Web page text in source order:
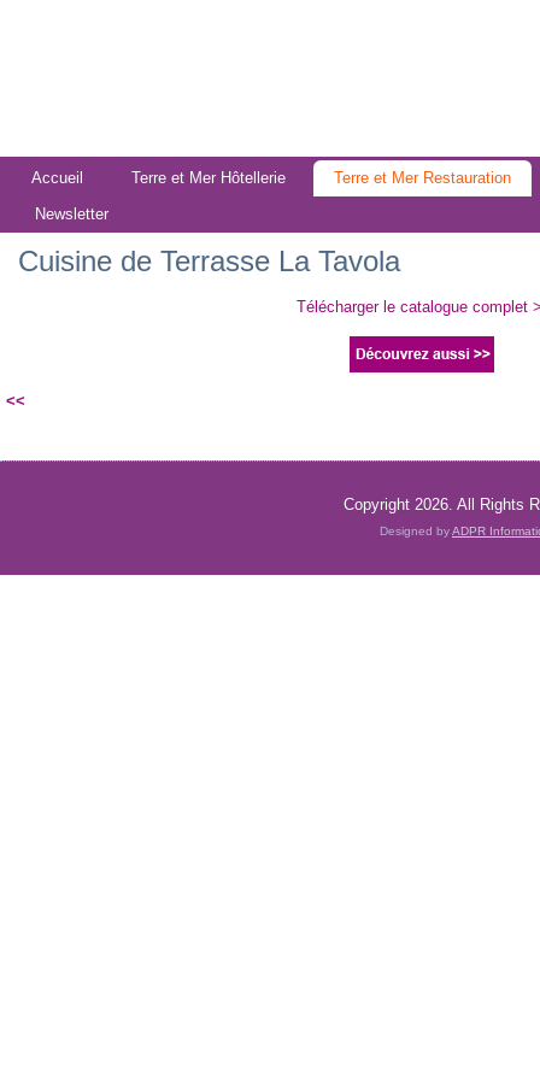
Accueil Terre et Mer Hôtellerie
Terre et Mer Restauration
Newsletter
Cuisine de Terrasse La Tavola
Télécharger le catalogue complet
<<
Copyright 2026. All Rights
Designed byADPR